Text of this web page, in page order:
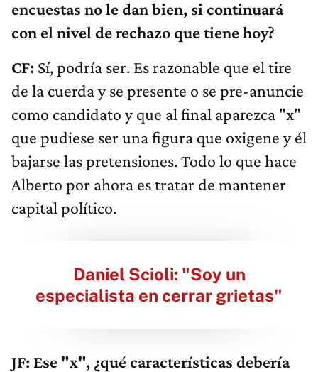
encuestas no le dan bien, si continuará
con el nivel de rechazo que tiene hoy?
CF: Sí, podría ser. Es razonable que el tire
de la cuerda y se presente o se pre-anuncie
como candidato y que al final aparezca "x"
que pudiese ser una figura que oxigene y él
bajarse las pretensiones. Todo lo que hace
Alberto por ahora es tratar de mantener
capital político.
Daniel Scioli: "Soy un
especialista en cerrar grietas"
JF: Ese "x", ¿qué características debería